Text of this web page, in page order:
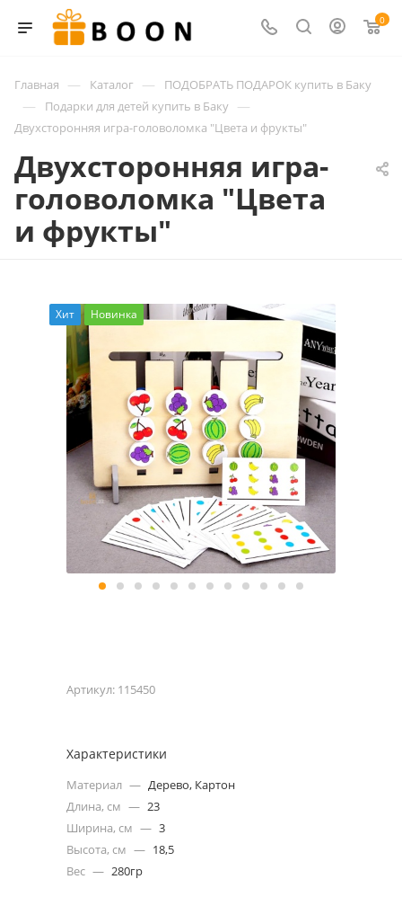
0
Главная — Каталог — ПОДОБРАТЬ ПОДАРОК купить в Баку
— Подарки для детей купить в Баку —
Двухсторонняя игра-головоломка "Цвета и фрукты"
Двухсторонняя игра-
головоломка "Цвета
и фрукты"
Хит Новинка
Артикул: 115450
Характеристики
Материал — Дерево, Картон
Длина, см — 23
Ширина, см — 3
Высота, см — 18,5
Вес — 280гр